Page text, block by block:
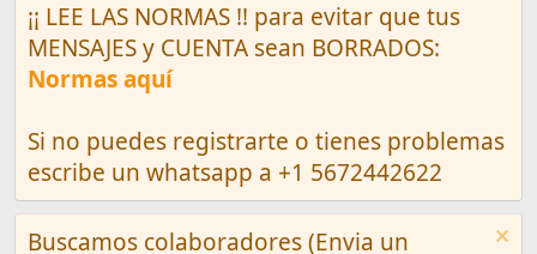
¡¡ LEE LAS NORMAS !! para evitar que tus
MENSAJES y CUENTA sean BORRADOS:
Normas aquí
Si no puedes registrarte o tienes problemas
escribe un whatsapp a +1 5672442622
Buscamos colaboradores (Envia un